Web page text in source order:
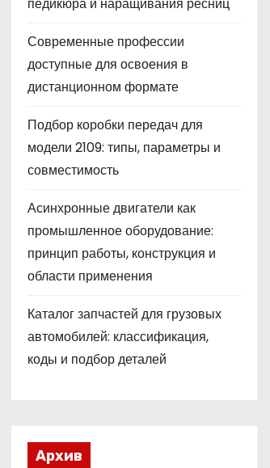
Современные профессии
доступные для освоения в
дистанционном формате
Подбор коробки передач для
модели 2109: типы, параметры и
совместимость
Асинхронные двигатели как
промышленное оборудование:
принцип работы, конструкция и
области применения
Каталог запчастей для грузовых
автомобилей: классификация,
коды и подбор деталей
Архив